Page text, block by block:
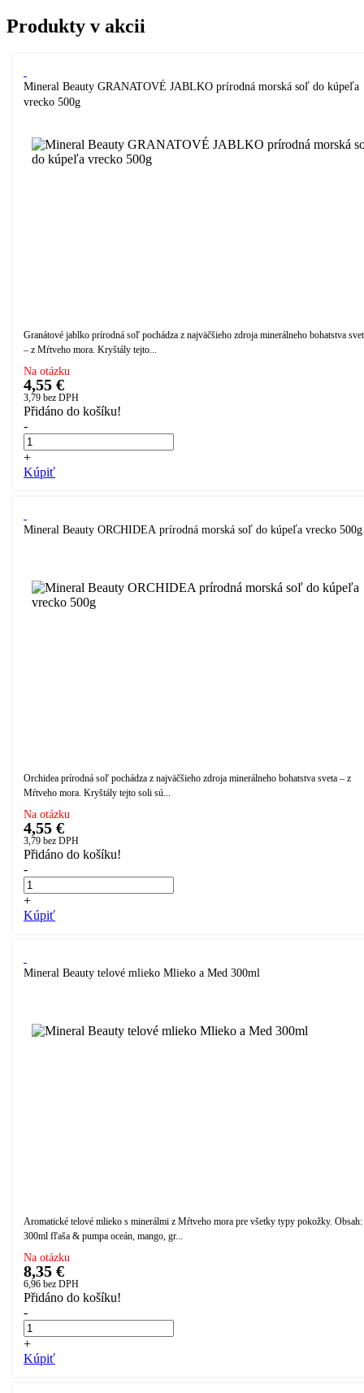
Produkty v akcii
Mineral Beauty GRANATOVÉ JABLKO prírodná morská soľ do kúpeľa
vrecko 500g
Granátové jablko prírodná soľ pochádza z najväčšieho zdroja minerálneho bohatstva
– z Mŕtveho mora. Kryštály tejto...
Na otázku
4,55 €
3,79 bez DPH
Přidáno do košíku!
-
+
Kúpiť
Mineral Beauty ORCHIDEA prírodná morská soľ do kúpeľa vrecko 500g
Orchidea prírodná soľ pochádza z najväčšieho zdroja minerálneho bohatstva sveta – z
Mŕtveho mora. Kryštály tejto soli sú...
Na otázku
4,55 €
3,79 bez DPH
Přidáno do košíku!
-
+
Kúpiť
Mineral Beauty telové mlieko Mlieko a Med 300ml
Aromatické telové mlieko s minerálmi z Mŕtveho mora pre všetky typy pokožky. Obsah:
300ml fľaša & pumpa oceán, mango, gr...
Na otázku
8,35 €
6,96 bez DPH
Přidáno do košíku!
-
+
Kúpiť